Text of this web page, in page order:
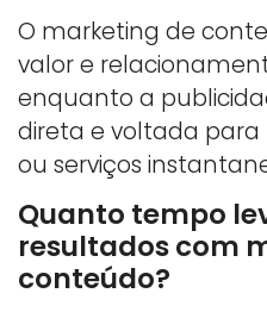
O marketing de
valor e
enquanto a
direta e voltada
ou serviços
Quanto tempo
resultados com
conteúdo?